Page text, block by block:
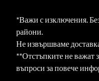
*Важи с изключения.
райони.
Не извършваме
**Отстъпките не важат
въпроси за повече